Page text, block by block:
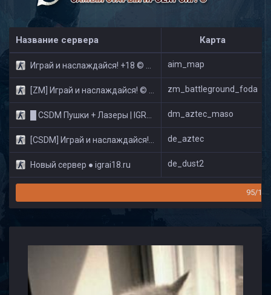
Название сервера Карта
Играй и наслаждайся! +18 © Public aim_map
[ZM] Играй и наслаждайся! © Zombie Show zm_battleground_foda
█ CSDM Пушки + Лазеры | IGRAI18.RU ツ █ dm_aztec_maso
[CSDM] Играй и наслаждайся! © Classic de_aztec
Новый сервер ● igrai18.ru de_dust2
95/160